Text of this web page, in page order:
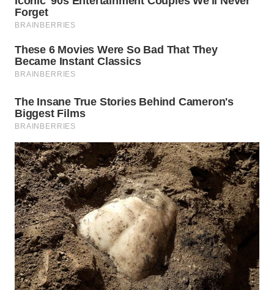
WN
TINGGI
WN
WN
WN
BEKASI
WN
BOGOR
WN
DEPOK